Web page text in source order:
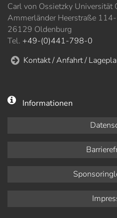
Carl von Ossietzky Universität
Ammerländer Heerstraße
26129 Oldenburg
Tel. +49-(0)441-798-0
Kontakt / Anfahrt /
Informationen